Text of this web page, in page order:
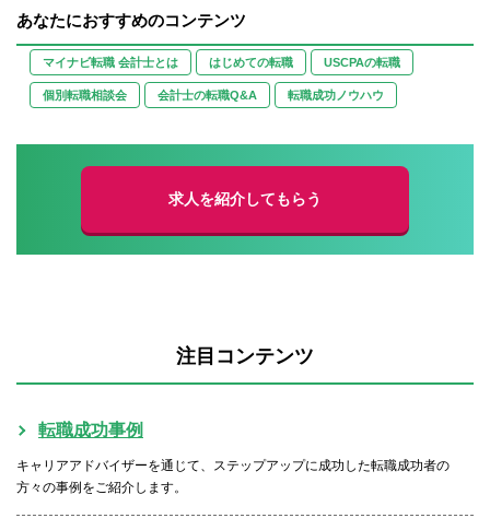
あなたにおすすめのコンテンツ
マイナビ転職 会計士とは はじめての転職 USCPAの転職
個別転職相談会 会計士の転職Q&A 転職成功ノウハウ
求人を紹介してもらう
注目コンテンツ
転職成功事例
キャリアアドバイザーを通じて、ステップアップに成功した転職成功者の
方々の事例をご紹介します。